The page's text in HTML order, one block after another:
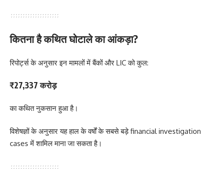
कितना है कथित घोटाले का आंकड़ा?
रिपोर्ट्स के अनुसार इन मामलों में बैंकों और LIC को कुल:
₹27,337 करोड़
का कथित नुकसान हुआ है।
विशेषज्ञों के अनुसार यह हाल के वर्षों के सबसे बड़े financial investigation
cases में शामिल माना जा सकता है।